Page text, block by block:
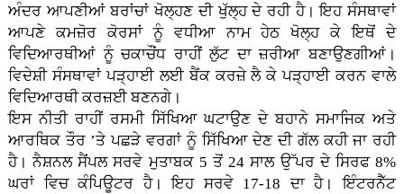
ਅੰਦਰ ਆਪਣੀਆਂ ਬਰਾਂਚਾਂ ਖੋਲ੍ਹਣ ਦੀ ਖੁੱਲ੍ਹ ਦੇ ਰਹੀ ਹੈ। ਇਹ ਸੰਸਥਾਵਾਂ
ਆਪਣੇ ਕਮਜ਼ੋਰ ਕੋਰਸਾਂ ਨੂੰ ਵਧੀਆ ਨਾਮ ਹੇਠ ਖੋਲ੍ਹ ਕੇ ਇਥੋਂ ਦੇ
ਵਿਦਿਆਰਥੀਆਂ ਨੂੰ ਚਕਾਚੌਂਧ ਰਾਹੀਂ ਲੁੱਟ ਦਾ ਜ਼ਰੀਆ ਬਣਾਉਣਗੀਆਂ।
ਵਿਦੇਸ਼ੀ ਸੰਸਥਾਵਾਂ ਪੜ੍ਹਾਈ ਲਈ ਬੈਂਕ ਕਰਜ਼ੇ ਲੈ ਕੇ ਪੜ੍ਹਾਈ ਕਰਨ ਵਾਲੇ
ਵਿਦਿਆਰਥੀ ਕਰਜ਼ਈ ਬਣਨਗੇ।
ਇਸ ਨੀਤੀ ਰਾਹੀਂ ਰਸਮੀ ਸਿੱਖਿਆ ਘਟਾਉਣ ਦੇ ਬਹਾਨੇ ਸਮਾਜਿਕ ਅਤੇ
ਆਰਥਿਕ ਤੌਰ ’ਤੇ ਪਛੜੇ ਵਰਗਾਂ ਨੂੰ ਸਿੱਖਿਆ ਦੇਣ ਦੀ ਗੱਲ ਕਹੀ ਜਾ ਰਹੀ
ਹੈ। ਨੈਸ਼ਨਲ ਸੈਂਪਲ ਸਰਵੇ ਮੁਤਾਬਕ 5 ਤੋਂ 24 ਸਾਲ ਉੱਪਰ ਦੇ ਸਿਰਫ 8%
ਘਰਾਂ ਵਿਚ ਕੰਪਿਊਟਰ ਹੈ। ਇਹ ਸਰਵੇ 17-18 ਦਾ ਹੈ। ਇੰਟਰਨੈੱਟ